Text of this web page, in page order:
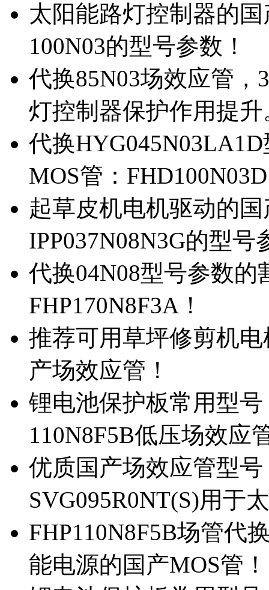
太阳能路灯控制器的
100N03的型号参数！
代换85N03场效应管
灯控制器保护作用提升
代换
MOS管：
起草皮机电机驱动的
IPP037N08N3G的型号
代换04N08型号参数
FHP170N8F3A！
推荐可用草坪修剪机电
产场效应管！
锂电池保护板常用型号
110N8F5B低压场效应
优质国产场效应管型
SVG095R0NT(S)用于
FHP110N8F5B场管代
能电源的国产MOS管！